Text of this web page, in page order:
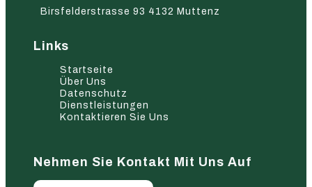
Birsfelderstrasse 93 4132 Muttenz
Links
Startseite
Über Uns
Datenschutz
Dienstleistungen
Kontaktieren Sie Uns
Nehmen Sie Kontakt Mit Uns Auf